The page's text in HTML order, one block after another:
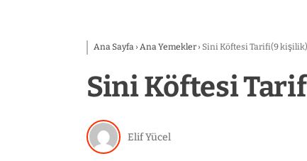
Ana Sayfa › Ana Yemekler › Sini Köftesi Tarifi(9 kişilik)
Sini Köftesi
Elif Yücel